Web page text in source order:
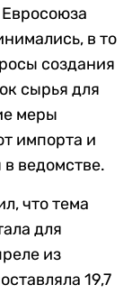
в то
создания
сырья для
меры
импорта и
ведомстве.
что тема
для
из
19,7